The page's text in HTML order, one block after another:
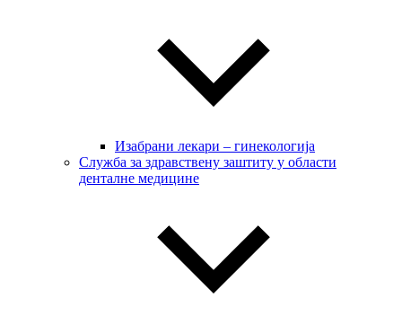
Изабрани лекари – гинекологија
Служба за здравствену заштиту у области
денталне медицине